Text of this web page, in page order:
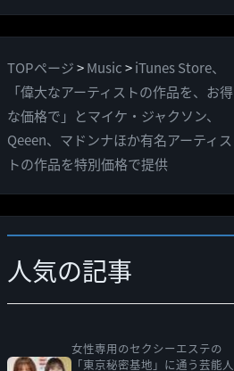
カ
テ
ゴ
リ
ー
TOPページ>Music>iTunes Store、
「偉大なアーティストの作品を、お得
な価格で」とマイケ・ジャクソン、
Qeeen、マドンナほか有名アーティス
トの作品を特別価格で提供
人気の記事
女性専用のセクシーエステの
「東京秘密基地」に通う芸能人